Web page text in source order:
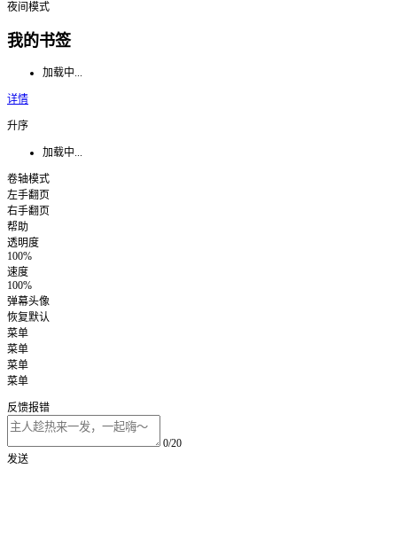
夜间模式
我的书签
加载中...
详情
升序
加载中...
卷轴模式
左手翻页
右手翻页
帮助
透明度
100%
速度
100%
弹幕头像
恢复默认
菜单
菜单
菜单
菜单
反馈报错
0/20
发送